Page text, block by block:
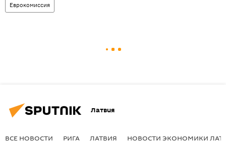
Еврокомиссия
Латвия
ВСЕ НОВОСТИ РИГА ЛАТВИЯ НОВОСТИ ЭКОНОМИКИ